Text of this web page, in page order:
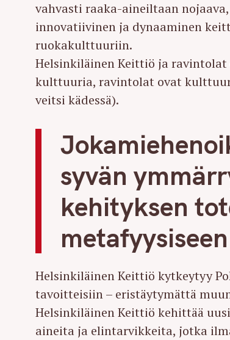
vahvasti raaka-aineiltaan
innovatiivinen ja dynaaminen
ruokakulttuuriin.
Helsinkiläinen Keittiö ja
kulttuuria, ravintolat ovat
veitsi kädessä).
syvän
kehityksen
Helsinkiläinen Keittiö kytkeytyy
tavoitteisiin – eristäytymättä
Helsinkiläinen Keittiö kehittää
aineita ja elintarvikkeita, jotka